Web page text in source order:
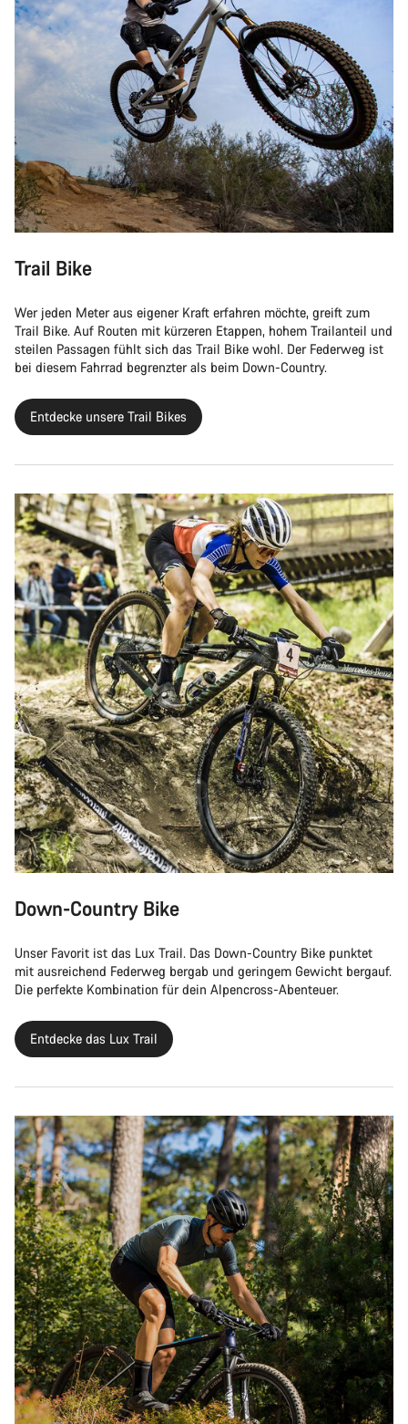
Trail Bike
Wer jeden Meter aus eigener Kraft erfahren möchte, greift zum
Trail Bike. Auf Routen mit kürzeren Etappen, hohem Trailanteil und
steilen Passagen fühlt sich das Trail Bike wohl. Der Federweg ist
bei diesem Fahrrad begrenzter als beim Down-Country.
Entdecke unsere Trail Bikes
Down-Country Bike
Unser Favorit ist das Lux Trail. Das Down-Country Bike punktet
mit ausreichend Federweg bergab und geringem Gewicht bergauf.
Die perfekte Kombination für dein Alpencross-Abenteuer.
Entdecke das Lux Trail